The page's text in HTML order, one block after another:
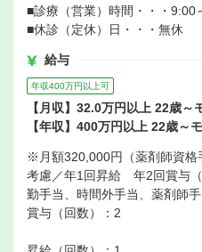
■診療（営業）時間・・・9:00
■休診（定休）日・・・無休
給与
年収400万円以上可
【月収】32.0万円以上 22歳～
【年収】400万円以上 22歳～
※月額320,000円（薬剤師資
考慮／年1回昇給 年2回賞与
勤手当、時間外手当、薬剤師手
賞与（回数）：2